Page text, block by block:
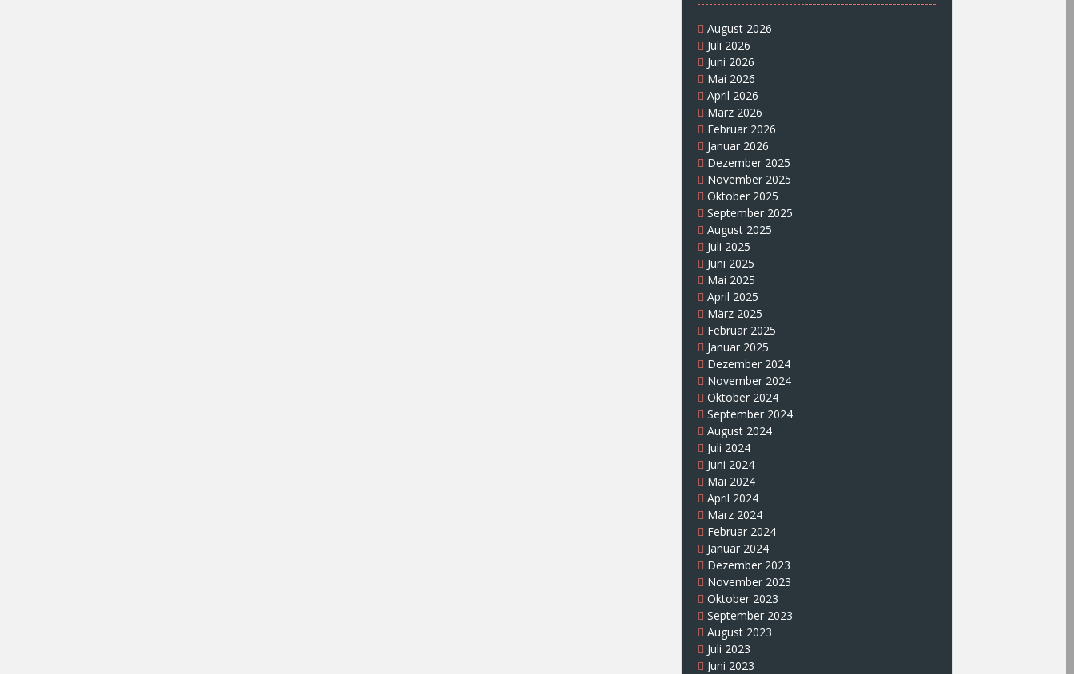
August 2026
Juli 2026
Juni 2026
Mai 2026
April 2026
März 2026
Februar 2026
Januar 2026
Dezember 2025
November 2025
Oktober 2025
September 2025
August 2025
Juli 2025
Juni 2025
Mai 2025
April 2025
März 2025
Februar 2025
Januar 2025
Dezember 2024
November 2024
Oktober 2024
September 2024
August 2024
Juli 2024
Juni 2024
Mai 2024
April 2024
März 2024
Februar 2024
Januar 2024
Dezember 2023
November 2023
Oktober 2023
September 2023
August 2023
Juli 2023
Juni 2023